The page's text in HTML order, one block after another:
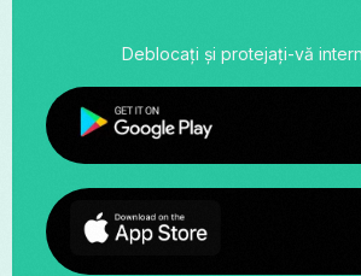
Deblocați și protejați-vă